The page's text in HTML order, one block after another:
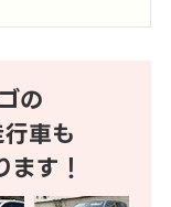
の
車も
ます！